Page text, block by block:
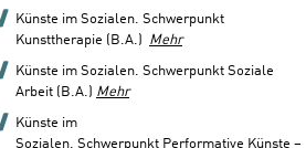
Künste im Sozialen. Schwerpunkt
Kunsttherapie (B.A.) Mehr
Künste im Sozialen. Schwerpunkt Soziale
Arbeit (B.A.) Mehr
Künste im
Sozialen. Schwerpunkt Performative Künste –